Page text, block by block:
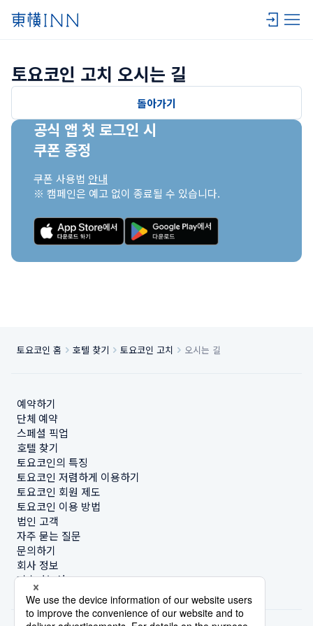
토요코인 고치 오시는 길
돌아가기
공식 앱 첫 로그인 시
쿠폰 증정
쿠폰 사용법 안내
※ 캠페인은 예고 없이 종료될 수 있습니다.
토요코인 홈 호텔 찾기 토요코인 고치 오시는 길
예약하기
단체 예약
스페셜 픽업
호텔 찾기
토요코인의 특징
토요코인 저렴하게 이용하기
토요코인 회원 제도
토요코인 이용 방법
법인 고객
자주 묻는 질문
문의하기
회사 정보
지속가능성